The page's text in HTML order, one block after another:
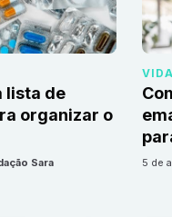
lista de
organizar o
Sara 5